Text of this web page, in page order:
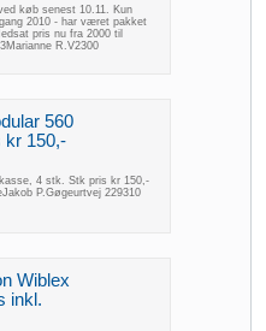
køb senest 10.11. Kun
2010 - har været pakket
pris nu fra 2000 til
R.V2300
560
kr 150,-
4 stk. Stk pris kr 150,-
P.Gøgeurtvej 229310
Wiblex
inkl.